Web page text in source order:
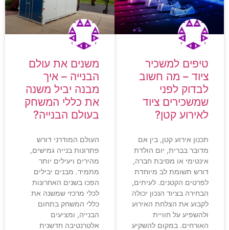
טיפים למשכיר
ציוד – מה חשוב
לבדוק לפני
שמשכירים ציוד
לאירוע קטן?
תכנון אירוע קטן, בין אם
מדובר בברית, יום הולדת
אינטימי או מסיבת חברה,
דורש תשומת לב מיוחדת
לפרטים הקטנים. לעיתים,
הבחירה בציוד הנכון יכולה
לקבוע את הצלחת האירוע
ולהשפיע על חוויית
האורחים. במקום להשקיע
משנים את עולם
הבנייה – איך
מבנה יביל משנה
את כללי המשחק
בעולם הבנייה?
העולם המודרני דורש
פתרונות בנייה גמישים,
מהירים ויעילים יותר
מתמיד. מבנים יבילים
הפכו בשנים האחרונות
לכלי מרכזי שמשנה את
כללי המשחק בתחום
הבנייה, ומציעים
אלטרנטיבה חדשנית